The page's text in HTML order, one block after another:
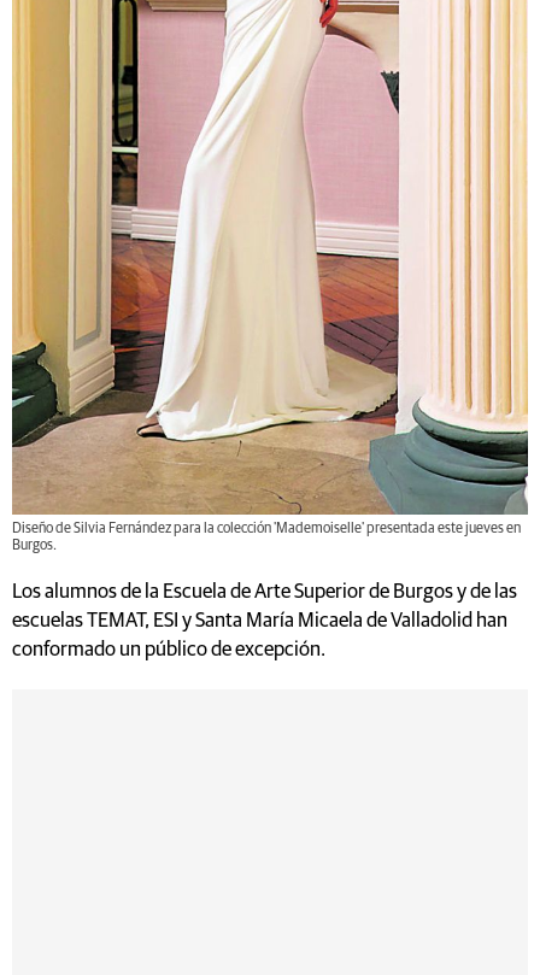
Diseño de Silvia Fernández para la colección 'Mademoiselle' presentada este jueves en
Burgos.
Los alumnos de la Escuela de Arte Superior de Burgos y de las
escuelas TEMAT, ESI y Santa María Micaela de Valladolid han
conformado un público de excepción.